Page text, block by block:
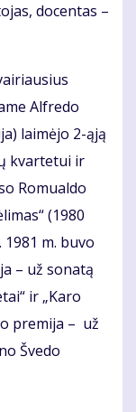
docentas –
Alfredo
laimėjo 2-ąją
kvartetui ir
Romualdo
(1980
1981 m. buvo
– už sonatą
ir „Karo
premija – už
Švedo